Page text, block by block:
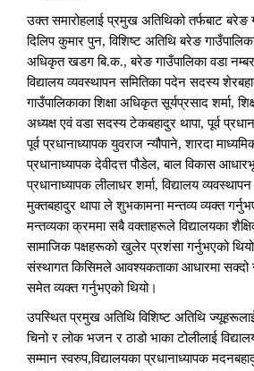
उक्त समारोहलाई प्रमुख अतिथिको तर्फबाट बरेङ
दिलिप कुमार पुन, विशिष्ट अतिथि बरेङ
अधिकृत खडग बि.क., बरेङ गाउँपालिका वडा
विद्यालय व्यवस्थापन समितिका पदेन सदस्य
गाउँपालिकाका शिक्षा अधिकृत सूर्यप्रसाद शर्मा,
अध्यक्ष एवं वडा सदस्य टेकबहादुर थापा, पूर्व
पूर्व प्रधानाध्यापक युवराज न्यौपाने, शारदा
प्रधानाध्यापक देवीदत्त पौडेल, बाल विकास
प्रधानाध्यापक लीलाधर शर्मा, विद्यालय
मुक्तबहादुर थापा ले शुभकामना मन्तव्य व्यक्त
मन्तव्यका क्रममा सबै वक्ताहरूले विद्यालयका
सामाजिक पक्षहरूको खुलेर प्रशंसा गर्नुभएको
संस्थागत किसिमले आवश्यकताका आधारमा सक्दो
समेत व्यक्त गर्नुभएको थियो।
उपस्थित प्रमुख अतिथि विशिष्ट अतिथि ज्यूहरूलाई
चिनो र लोक भजन र ठाडो भाका टोलीलाई
सम्मान स्वरुप,विद्यालयका प्रधानाध्यापक